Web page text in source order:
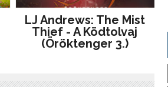
LJ Andrews: The Mist
Thief - A Ködtolvaj
(Öröktenger 3.)